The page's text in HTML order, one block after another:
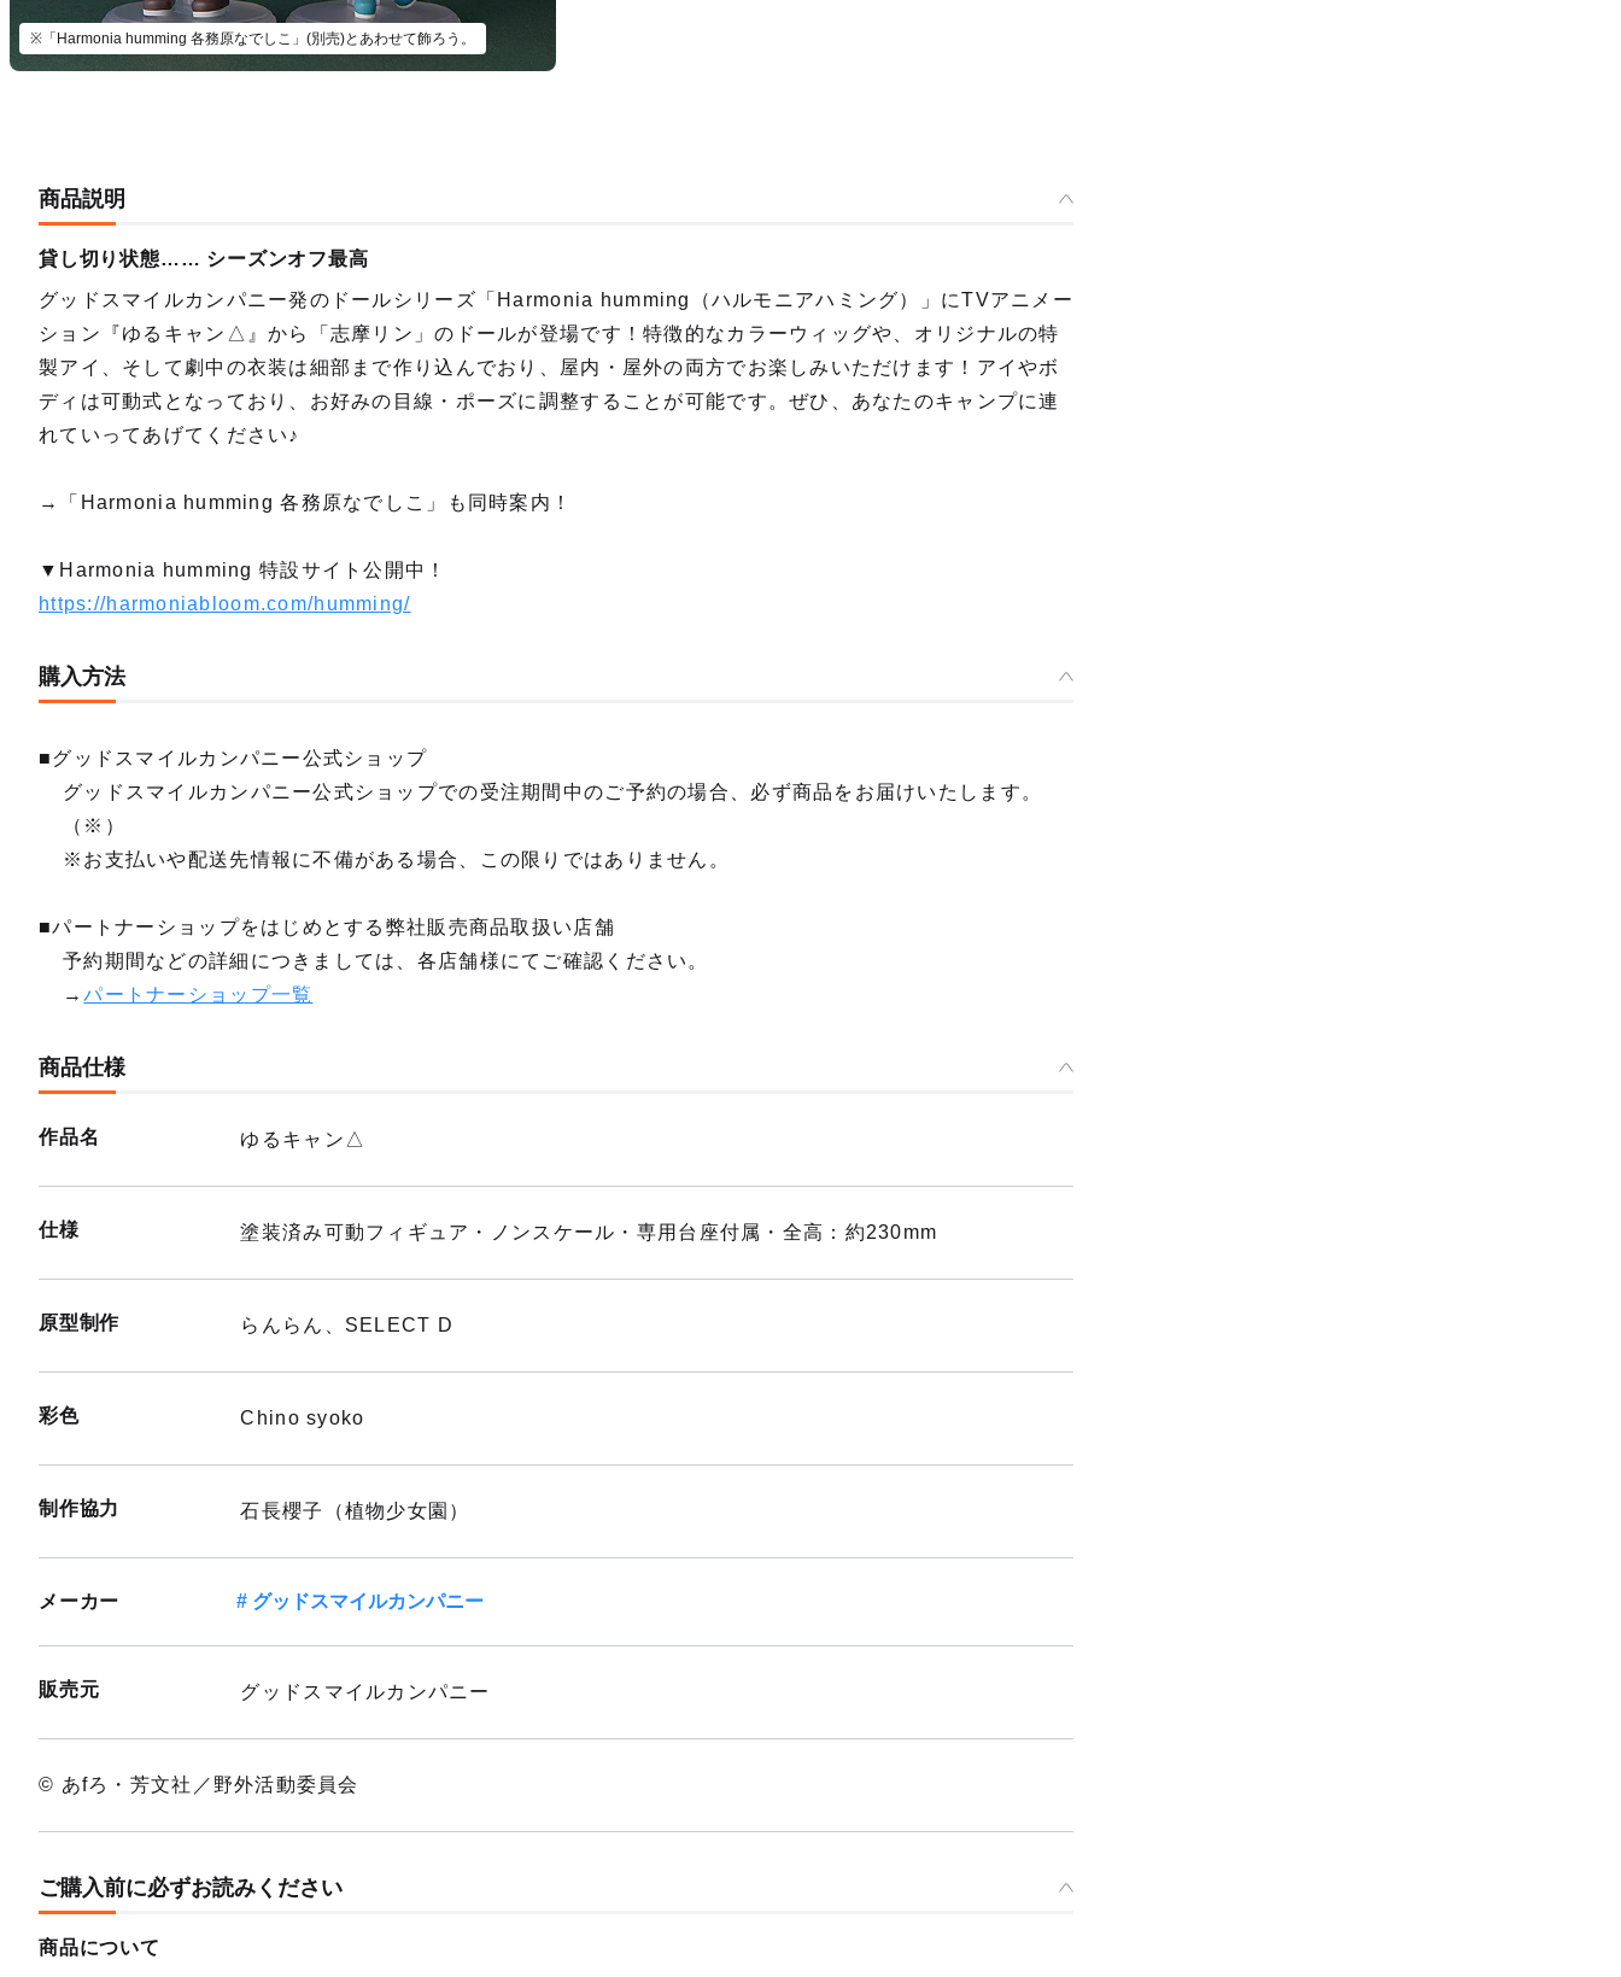
※「Harmonia humming 各務原なでしこ」(別売)とあわせて飾ろう。
商品説明
貸し切り状態…… シーズンオフ最高
グッドスマイルカンパニー発のドールシリーズ「Harmonia humming（ハルモニアハミング）」にTVアニメー
ション『ゆるキャン△』から「志摩リン」のドールが登場です！特徴的なカラーウィッグや、オリジナルの特
製アイ、そして劇中の衣装は細部まで作り込んでおり、屋内・屋外の両方でお楽しみいただけます！アイやボ
ディは可動式となっており、お好みの目線・ポーズに調整することが可能です。ぜひ、あなたのキャンプに連
れていってあげてください♪
→「Harmonia humming 各務原なでしこ」も同時案内！
▼Harmonia humming 特設サイト公開中！
https://harmoniabloom.com/humming/
購入方法
■グッドスマイルカンパニー公式ショップ
グッドスマイルカンパニー公式ショップでの受注期間中のご予約の場合、必ず商品をお届けいたします。
（※）
※お支払いや配送先情報に不備がある場合、この限りではありません。
■パートナーショップをはじめとする弊社販売商品取扱い店舗
予約期間などの詳細につきましては、各店舗様にてご確認ください。
→パートナーショップ一覧
商品仕様
作品名 ゆるキャン△
仕様 塗装済み可動フィギュア・ノンスケール・専用台座付属・全高：約230mm
原型制作 らんらん、SELECT D
彩色 Chino syoko
制作協力 石長櫻子（植物少女園）
メーカー グッドスマイルカンパニー
販売元 グッドスマイルカンパニー
© あfろ・芳文社／野外活動委員会
ご購入前に必ずお読みください
商品について